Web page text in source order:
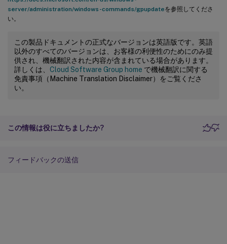
server/administration/windows-commands/gpupdateを参照してくださ
い。
この製品ドキュメントの正式なバージョンは英語版です。英語
以外のすべてのバージョンは、お客様の利便性のためにのみ提
供され、機械翻訳された内容が含まれている場合があります。
詳しくは、 Cloud Software Group home で機械翻訳に関する
免責事項（Machine Translation Disclaimer）をご覧くださ
い。
この情報は役に立ちましたか?
フィードバックの送信